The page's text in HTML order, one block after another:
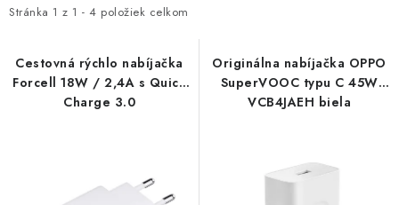
PRÍSLUŠENSTVO K NOTEBOOKOM A PC
BATÉRIE VARTA
i
p
r
Stránka 1 z 1 - 4 položiek celkom
e
e
Cestovná rýchlo nabíjačka
Forcell 18W / 2,4A s Quick
Charge 3.0
Originálna nabíjačka OPPO
SuperVOOC typu C 45W
VCB4JAEH biela